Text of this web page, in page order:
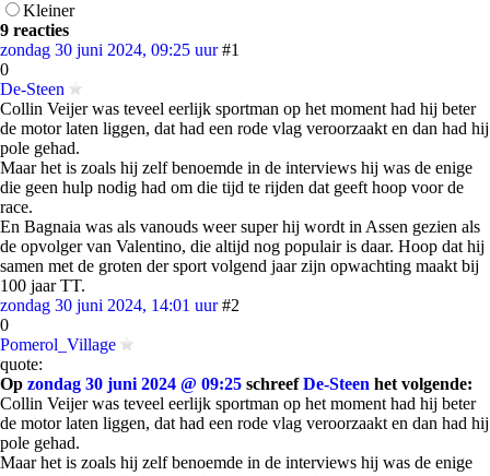
Kleiner
9 reacties
zondag 30 juni 2024, 09:25 uur #1
0
De-Steen
Collin Veijer was teveel eerlijk sportman op het moment had hij beter
de motor laten liggen, dat had een rode vlag veroorzaakt en dan had hij
pole gehad.
Maar het is zoals hij zelf benoemde in de interviews hij was de enige
die geen hulp nodig had om die tijd te rijden dat geeft hoop voor de
race.
En Bagnaia was als vanouds weer super hij wordt in Assen gezien als
de opvolger van Valentino, die altijd nog populair is daar. Hoop dat hij
samen met de groten der sport volgend jaar zijn opwachting maakt bij
100 jaar TT.
zondag 30 juni 2024, 14:01 uur #2
0
Pomerol_Village
quote:
Op zondag 30 juni 2024 @ 09:25 schreefDe-Steen het volgende:
Collin Veijer was teveel eerlijk sportman op het moment had hij beter
de motor laten liggen, dat had een rode vlag veroorzaakt en dan had hij
pole gehad.
Maar het is zoals hij zelf benoemde in de interviews hij was de enige